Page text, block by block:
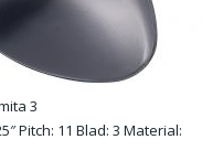
3
Pitch: 11 Blad: 3 Material: